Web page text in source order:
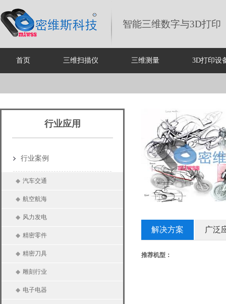
智能三维数字与3D打印
首页 三维扫描仪 三维测量 3D打印设
行业应用
行业案例
◆ 汽车交通
◆ 航空航海
◆ 风力发电
◆ 精密零件
◆ 精密刀具
◆ 雕刻行业
◆ 电子电器
解决方案 广泛
推荐机型：